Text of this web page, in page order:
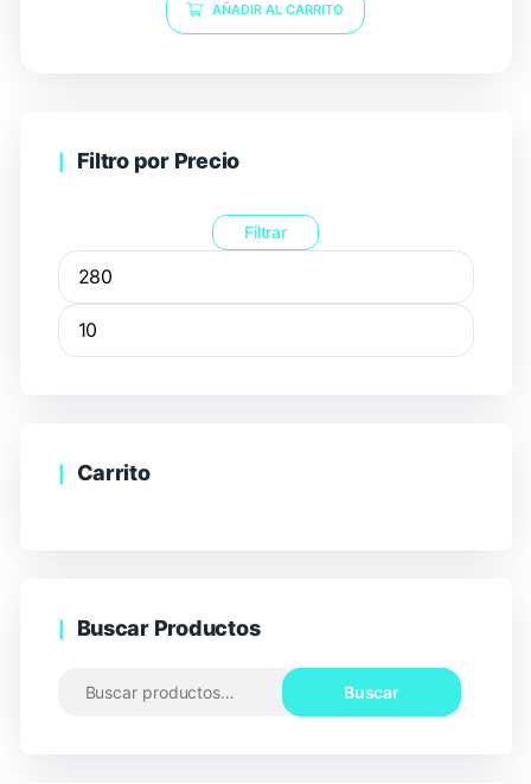
AÑADIR AL CARRITO
Filtro por Precio
Filtrar
Carrito
Buscar Productos
Buscar